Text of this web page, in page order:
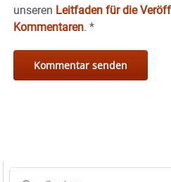
unseren Leitfaden für die
Kommentaren. *